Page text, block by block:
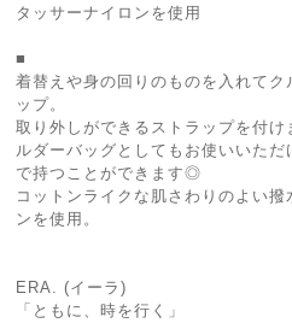
タッサーナイロンを使用
■
着替えや身の回りのものを入れてク
ップ。
取り外しができるストラップを付け
ルダーバッグとしてもお使いいた
で持つことができます◎
コットンライクな肌さわりのよい
ンを使用。
ERA. (イーラ)
「ともに、時を行く」